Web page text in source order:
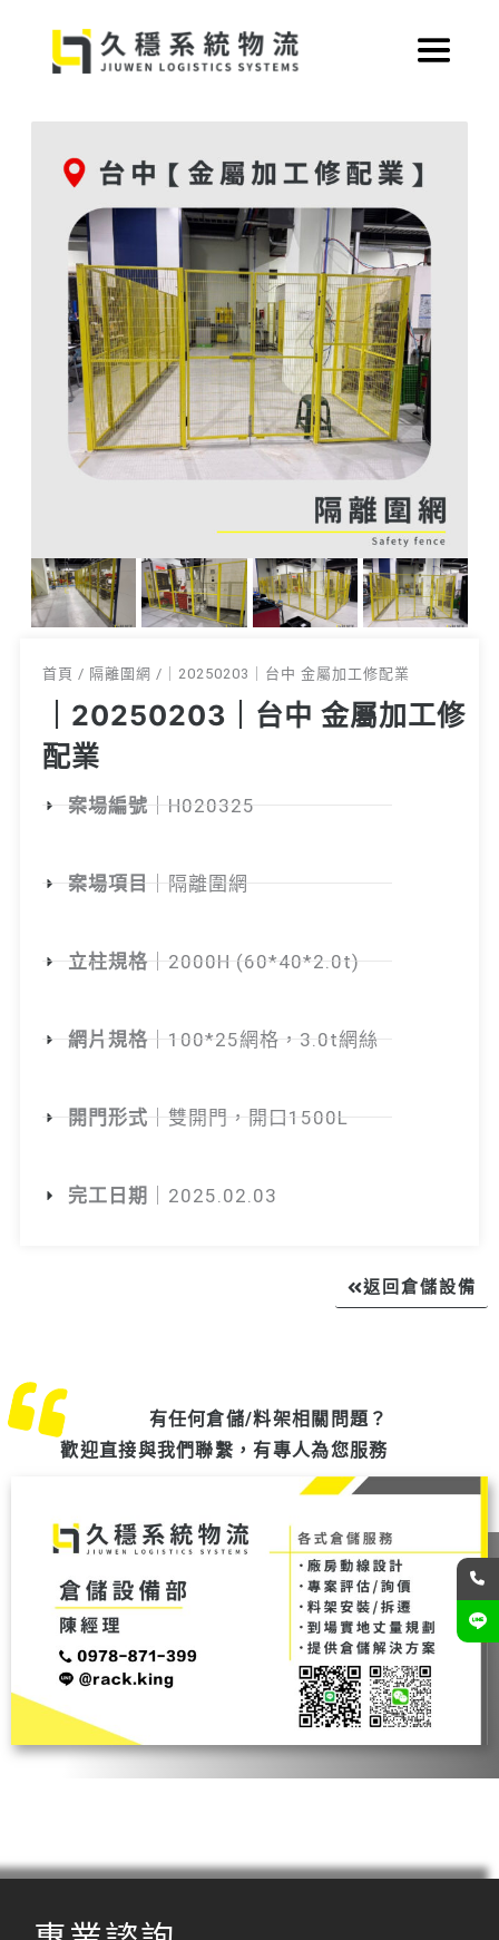
首頁 / 隔離圍網 /｜20250203｜台中 金屬加工修配業
｜20250203｜台中 金屬加工修
配業
案場編號 ｜H020325
案場項目 ｜隔離圍網
立柱規格｜2000H (60*40*2.0t)
網片規格｜100*25網格，3.0t網絲
開門形式 ｜雙開門，開口1500L
完工日期 ｜2025.02.03
返回倉儲設備
有任何倉儲/料架相關問題？
歡迎直接與我們聯繫，有專人為您服務